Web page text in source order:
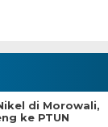
di Morowali,
ke PTUN